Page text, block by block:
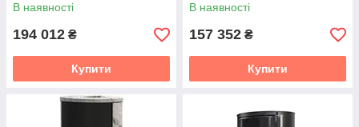
В наявності
194 012 ₴
Купити
В наявності
157 352 ₴
Купити